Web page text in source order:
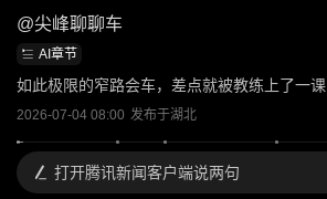
@尖峰聊聊车
AI章节
如此极限的窄路会车，差点就被教练上了一课
2026-07-04 08:00 发布于湖北
打开腾讯新闻客户端说两句